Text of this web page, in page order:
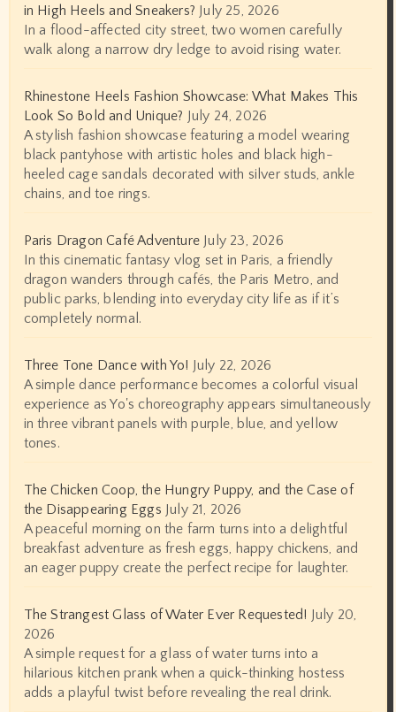
in High Heels and Sneakers? July 25, 2026
In a flood-affected city street, two women carefully
walk along a narrow dry ledge to avoid rising water.
Rhinestone Heels Fashion Showcase: What Makes This
Look So Bold and Unique? July 24, 2026
A stylish fashion showcase featuring a model wearing
black pantyhose with artistic holes and black high-
heeled cage sandals decorated with silver studs, ankle
chains, and toe rings.
Paris Dragon Café Adventure July 23, 2026
In this cinematic fantasy vlog set in Paris, a friendly
dragon wanders through cafés, the Paris Metro, and
public parks, blending into everyday city life as if it’s
completely normal.
Three Tone Dance with Yo! July 22, 2026
A simple dance performance becomes a colorful visual
experience as Yo's choreography appears simultaneously
in three vibrant panels with purple, blue, and yellow
tones.
The Chicken Coop, the Hungry Puppy, and the Case of
the Disappearing Eggs July 21, 2026
A peaceful morning on the farm turns into a delightful
breakfast adventure as fresh eggs, happy chickens, and
an eager puppy create the perfect recipe for laughter.
The Strangest Glass of Water Ever Requested! July 20,
2026
A simple request for a glass of water turns into a
hilarious kitchen prank when a quick-thinking hostess
adds a playful twist before revealing the real drink.